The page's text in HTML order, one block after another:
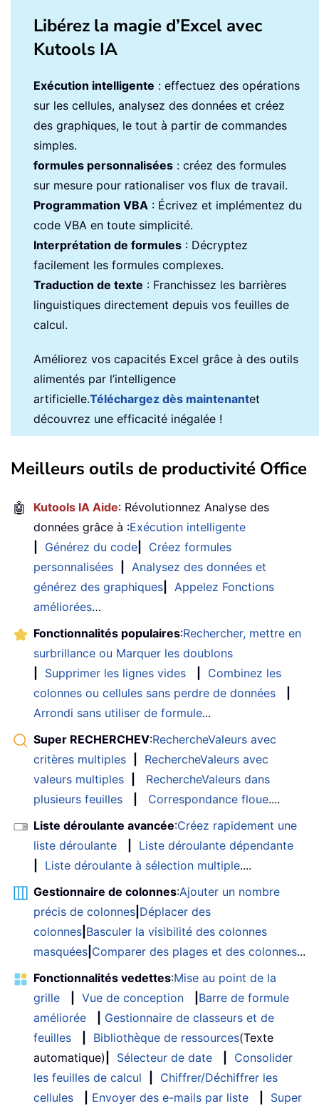
Libérez la magie d’Excel avec
Kutools IA
Exécution intelligente : effectuez des opérations
sur les cellules, analysez des données et créez
des graphiques, le tout à partir de commandes
simples.
formules personnalisées : créez des formules
sur mesure pour rationaliser vos flux de travail.
Programmation VBA : Écrivez et implémentez du
code VBA en toute simplicité.
Interprétation de formules : Décryptez
facilement les formules complexes.
Traduction de texte : Franchissez les barrières
linguistiques directement depuis vos feuilles de
calcul.
Améliorez vos capacités Excel grâce à des outils
alimentés par l’intelligence
artificielle.Téléchargez dès maintenantet
découvrez une efficacité inégalée !
Meilleurs outils de productivité Office
🤖 Kutools IA Aide: Révolutionnez Analyse des
données grâce à :Exécution intelligente
Générez du code
Créez formules
personnalisées
Analysez des données et
générez des graphiques
Appelez Fonctions
améliorées…
Fonctionnalités populaires:Rechercher, mettre en
surbrillance ou Marquer les doublons
Supprimer les lignes vides
Combinez les
colonnes ou cellules sans perdre de données
Arrondi sans utiliser de formule...
Super RECHERCHEV:RechercheValeurs avec
critères multiples
RechercheValeurs avec
valeurs multiples
RechercheValeurs dans
plusieurs feuilles
Correspondance floue....
Liste déroulante avancée:Créez rapidement une
liste déroulante
Liste déroulante dépendante
Liste déroulante à sélection multiple....
Gestionnaire de colonnes:Ajouter un nombre
précis de colonnes Déplacer des
colonnes Basculer la visibilité des colonnes
masquées Comparer des plages et des colonnes...
Fonctionnalités vedettes:Mise au point de la
grille
Vue de conception
Barre de formule
améliorée
Gestionnaire de classeurs et de
feuilles
Bibliothèque de ressources(Texte
automatique)
Sélecteur de date
Consolider
les feuilles de calcul
Chiffrer/Déchiffrer les
cellules
Envoyer des e-mails par liste
Super